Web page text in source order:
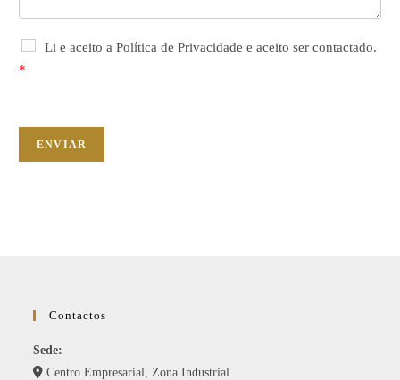
R
G
P
Li e aceito a Política de Privacidade e aceito ser contactado.
*
ENVIAR
Contactos
Sede:
Centro Empresarial, Zona Industrial